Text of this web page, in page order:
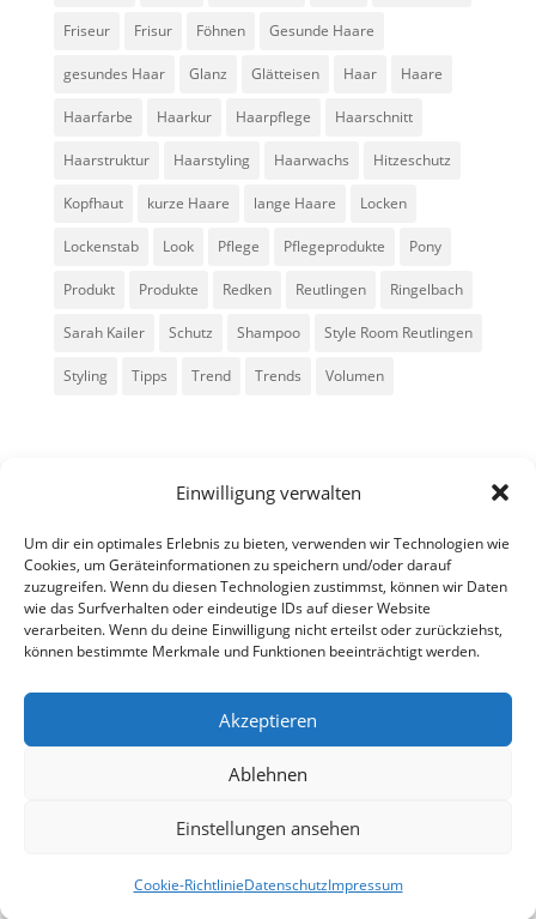
Einwilligung verwalten
Um dir ein optimales Erlebnis zu bieten, verwenden wir Technologien wie
Cookies, um Geräteinformationen zu speichern und/oder darauf
zuzugreifen. Wenn du diesen Technologien zustimmst, können wir Daten
wie das Surfverhalten oder eindeutige IDs auf dieser Website
verarbeiten. Wenn du deine Einwilligung nicht erteilst oder zurückziehst,
können bestimmte Merkmale und Funktionen beeinträchtigt werden.
Akzeptieren
Ablehnen
Einstellungen ansehen
Cookie-RichtlinieDatenschutzImpressum
Friseur Frisur Föhnen Gesunde Haare
gesundes Haar Glanz Glätteisen Haar Haare
Haarfarbe Haarkur Haarpflege Haarschnitt
Haarstruktur Haarstyling Haarwachs Hitzeschutz
Kopfhaut kurze Haare lange Haare Locken
Lockenstab Look Pflege Pflegeprodukte Pony
Produkt Produkte Redken Reutlingen Ringelbach
Sarah Kailer Schutz Shampoo Style Room Reutlingen
Styling Tipps Trend Trends Volumen
Alle Rechte vorbehalten - Sarah Kailer
fa
c
in
st
g
o